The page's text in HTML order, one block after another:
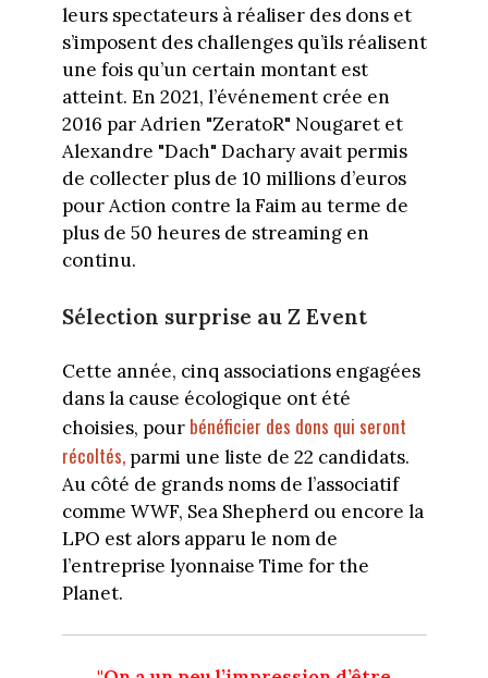
leurs spectateurs à réaliser des dons et
s’imposent des challenges qu’ils réalisent
une fois qu’un certain montant est
atteint. En 2021, l’événement crée en
2016 par Adrien "ZeratoR" Nougaret et
Alexandre "Dach" Dachary avait permis
de collecter plus de 10 millions d’euros
pour Action contre la Faim au terme de
plus de 50 heures de streaming en
continu.
Sélection surprise au Z Event
Cette année, cinq associations engagées
dans la cause écologique ont été
choisies, pour bénéficier des dons qui seront
récoltés,parmi une liste de 22 candidats.
Au côté de grands noms de l’associatif
comme WWF, Sea Shepherd ou encore la
LPO est alors apparu le nom de
l’entreprise lyonnaise Time for the
Planet.